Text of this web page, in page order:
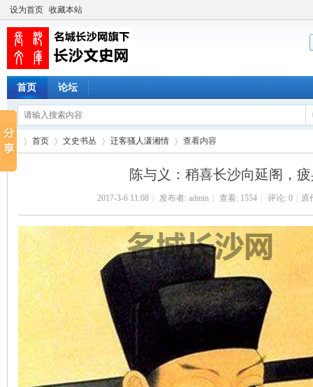
设为首页 收藏本站
首页 论坛
首页 文史书丛
›
迁客骚人潇湘情
›
查看内容
陈与义：稍喜长沙向延阁，
2017-3-6 11:08 发布者: admin 查看: 1554 评论: 0 原